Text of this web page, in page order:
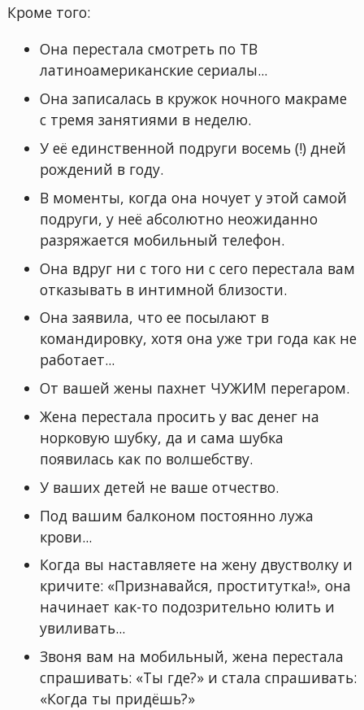
Кроме того:
Она перестала смотреть по ТВ
латиноамериканские сериалы...
Она записалась в кружок ночного макраме
с тремя занятиями в неделю.
У её единственной подруги восемь (!) дней
рождений в году.
В моменты, когда она ночует у этой самой
подруги, у неё абсолютно неожиданно
разряжается мобильный телефон.
Она вдруг ни с того ни с сего перестала вам
отказывать в интимной близости.
Она заявила, что ее посылают в
командировку, хотя она уже три года как не
работает...
От вашей жены пахнет ЧУЖИМ перегаром.
Жена перестала просить у вас денег на
норковую шубку, да и сама шубка
появилась как по волшебству.
У ваших детей не ваше отчество.
Под вашим балконом постоянно лужа
крови...
Когда вы наставляете на жену двустволку и
кричите: «Признавайся, проститутка!», она
начинает как-то подозрительно юлить и
увиливать...
Звоня вам на мобильный, жена перестала
спрашивать: «Ты где?» и стала спрашивать:
«Когда ты придёшь?»